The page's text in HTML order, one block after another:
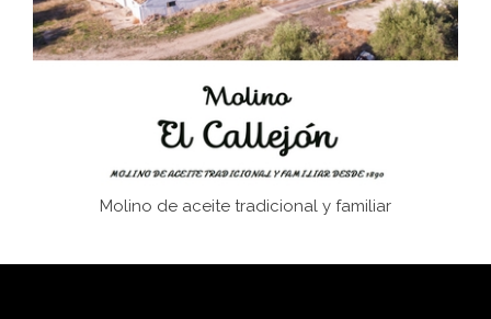
Historia y vivencias del poblado de Los Hurones
Molino de aceite tradicional y familiar